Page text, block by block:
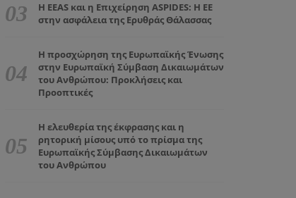
Η EEAS και η Επιχείρηση ASPIDES: Η ΕΕ
στην ασφάλεια της Ερυθράς Θάλασσας
Η προσχώρηση της Ευρωπαϊκής Ένωσης
στην Ευρωπαϊκή Σύμβαση Δικαιωμάτων
του Ανθρώπου: Προκλήσεις και
Προοπτικές
Η ελευθερία της έκφρασης και η
ρητορική μίσους υπό το πρίσμα της
Ευρωπαϊκής Σύμβασης Δικαιωμάτων
του Ανθρώπου